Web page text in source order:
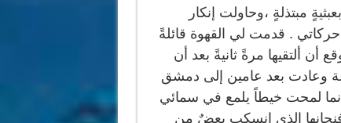
مبتذلةٍ ،وحاولت إنكار
. قدمت لي القهوة قائلةً
أن ألتقيها مرةً ثانيةً بعد أن
وعادت بعد عامين إلى دمشق
لمحت خيطاً يلمع في سمائي
الذي انسكب بعضٌ من